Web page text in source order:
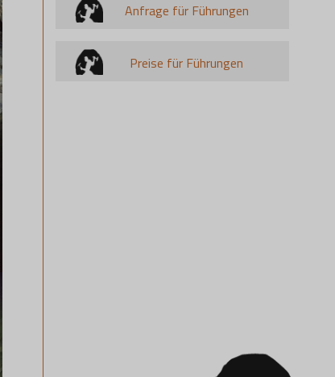
Anfrage für Führungen
Preise für Führungen